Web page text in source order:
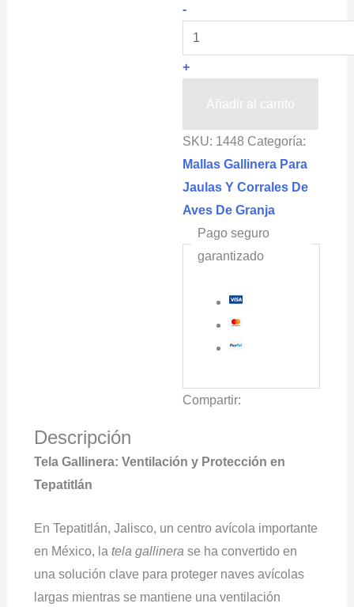
-Tela
Gallinera
CHICKENMALLA®
Negra
1x5m
+
Añadir al carrito
SKU: 1448 Categoría:
Mallas Gallinera Para
Jaulas Y Corrales De
Aves De Granja
Pago seguro
garantizado
Compartir:
Descripción
Tela Gallinera: Ventilación y Protección en
Tepatitlán
En Tepatitlán, Jalisco, un centro avícola importante
en México, la tela gallinera se ha convertido en
una solución clave para proteger naves avícolas
largas mientras se mantiene una ventilación